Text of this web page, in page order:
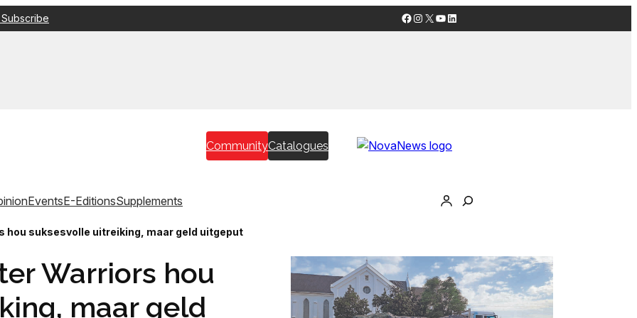
Facebook
Instagram
X YouTube
LinkedIn
CommunityCatalogues
EventsE-EditionsSupplements
hou suksesvolle uitreiking, maar geld uitgeput
Warriors hou
maar geld